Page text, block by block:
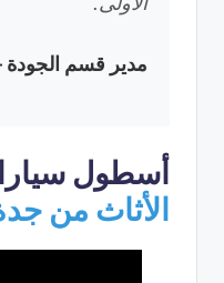
مدير قسم
أسطول
الأثاث من